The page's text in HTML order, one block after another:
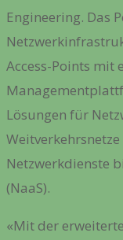
Engineering. Das
Access-Points mit
Lösungen für
Netzwerkdienste
(NaaS).
«Mit der